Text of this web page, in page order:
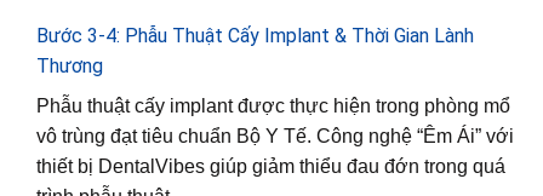
Bước 3-4: Phẫu Thuật Cấy Implant & Thời Gian Lành
Thương
Phẫu thuật cấy implant được thực hiện trong phòng mổ
vô trùng đạt tiêu chuẩn Bộ Y Tế. Công nghệ “Êm Ái” với
thiết bị DentalVibes giúp giảm thiểu đau đớn trong quá